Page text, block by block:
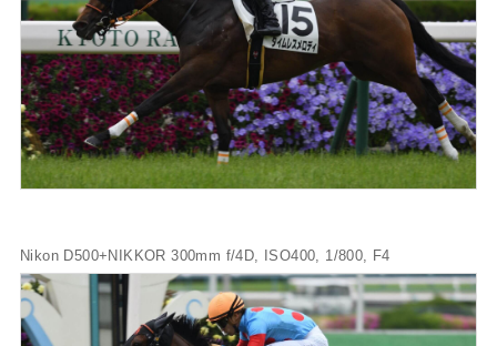
Nikon D500+NIKKOR 300mm f/4D, ISO400, 1/800, F4